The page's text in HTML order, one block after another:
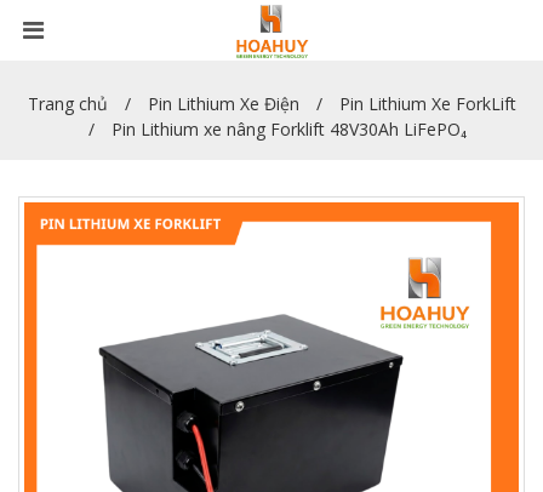
Trang chủ Pin Lithium Xe Điện
Pin Lithium Xe ForkLift
Pin Lithium xe nâng Forklift 48V30Ah LiFePO₄